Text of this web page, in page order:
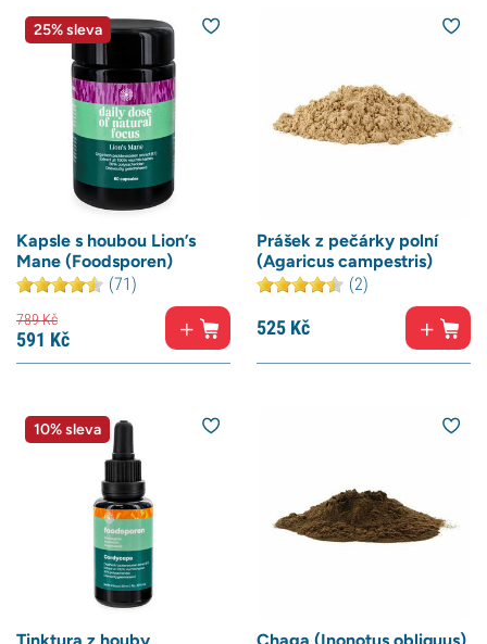
25% sleva
Kapsle s houbou Lion’s
Mane (Foodsporen)
(71)
789Kč
591 Kč
Prášek z pečárky polní
(Agaricus campestris)
(2)
525 Kč
10% sleva